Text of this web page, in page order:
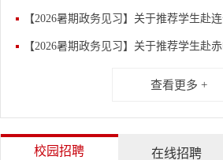
查看更多 +
校园招聘 在线招聘